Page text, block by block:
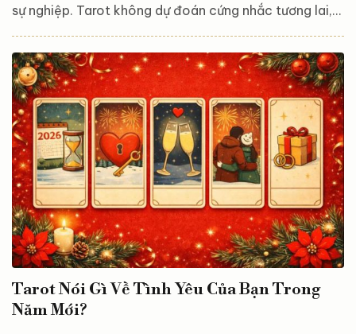
sự nghiệp. Tarot không dự đoán cứng nhắc tương lai,
chỉnh để đi đúng hướng hơn trong năm tới. Trải bài
Tarot này gồm 3 lá, đại diện cho: Hiện trạng sự nghiệp
Thách thức hoặc cơ hội trong năm mới Lời khuyên &
thông điệp từ vũ trụ Lá 1 – Hiện trạng sự nghiệp:...
Tarot Nói Gì Về Tình Yêu Của Bạn Trong
Năm Mới?